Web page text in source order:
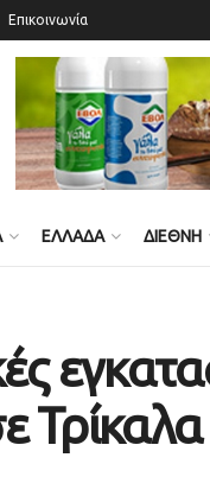
Επικοινωνία
ΕΛΛΑΔΑ ΔΙΕΘΝΗ